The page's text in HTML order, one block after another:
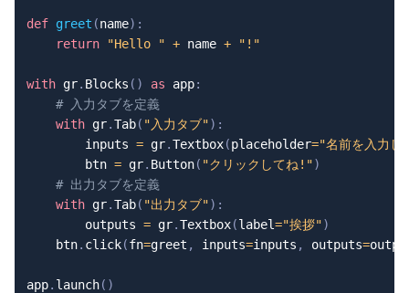
def greet (name) :
return
"Hello " + name + "!"
with gr. Blocks ( ) as app:
# 入力タブを定義
with gr.Tab( "入力タブ") :
        inputs
= gr.Textbox(placeholder="名前を入力
        btn
= gr. Button( "クリックしてね!")
# 出力タブを定義
with gr.Tab( "出力タブ") :
        outputs
= gr.Textbox(label="挨拶")
    btn
. click(fn=greet , inputs=inputs , outputs=
app. launch( )